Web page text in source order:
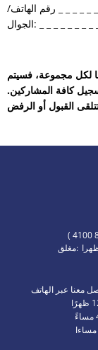
_ _ _ _ _ _ رقم الهاتف/
_ _ _ _ _ _ _ _ _ _ _ _
يقتصر على 25 شخصًا لكل مجموعة، فسيتم
كافة المشاركين.
)
الإضافية
مغلق: